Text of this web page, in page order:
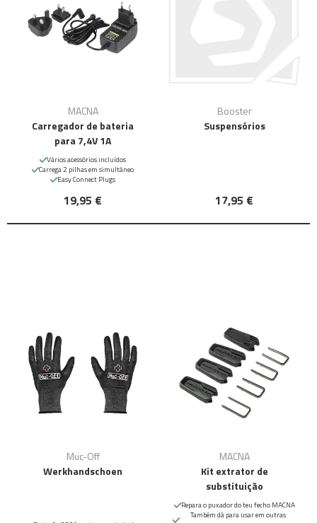
MACNA
Carregador de bateria
para 7,4V 1A
Vários acessórios incluídos
Carrega 2 pilhas em simultâneo
Easy Connect Plugs
19,95 €
Booster
Suspensórios
17,95 €
Muc-Off
Werkhandschoen
MACNA
Kit extrator de
substituição
Repara o puxador do teu fecho MACNA
Também dá para usar em outras